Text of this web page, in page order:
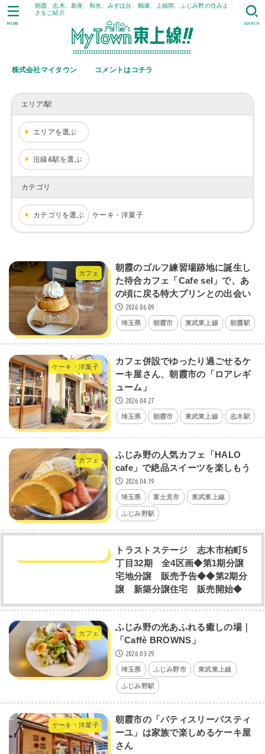
朝霞、志木、新座、和光、みずほ台、鶴瀬、上福岡、ふじみ野の住みよ
さをご紹介
株式会社マイタウン コメントはコチラ
SEARCH
MENU
エリア/駅
エリアを選ぶ
沿線&駅を選ぶ
カテゴリ
カテゴリを選ぶ ケーキ・洋菓子
カフェ
朝霞のゴルフ練習場跡地に誕生し
た待合カフェ「Cafe sel」で、あ
の頃に戻る特大プリンとの出会い
2026.06.09
埼玉県 朝霞市 東武東上線 朝霞駅
ケーキ・洋菓子
カフェ併設でゆったり過ごせるケ
ーキ屋さん、朝霞市の「ロアレギ
ューム」
2026.04.27
埼玉県 朝霞市 東武東上線 志木駅
カフェ
ふじみ野の人気カフェ「HALO
cafe」で絶品スイーツを楽しもう
2026.04.19
埼玉県 富士見市 東武東上線
ふじみ野駅
トラストステージ 志木市柏町5
丁目32期 全4区画◆第1期分譲
宅地分譲 販売予告◆◆第2期分
譲 新築分譲住宅 販売開始◆
カフェ
ふじみ野の光あふれる癒しの場｜
「Caffè BROWNS」
2026.03.29
埼玉県 ふじみ野市 東武東上線
ふじみ野駅
ケーキ・洋菓子
朝霞市の「パティスリーパスティ
ーユ」は家族で楽しめるケーキ屋
さん